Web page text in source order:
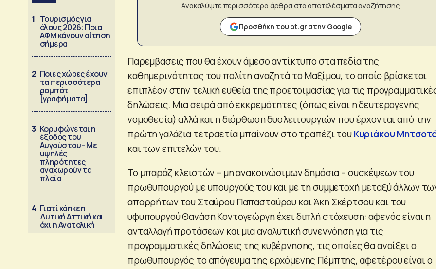
1 Τουρισμός για
όλους 2026: Ποια
ΑΦΜ κάνουν αίτηση
σήμερα
2 Ποιες χώρες έχουν
τα περισσότερα
ρομπότ
[γραφήματα]
3 Κορυφώνεται η
έξοδος του
Αυγούστου - Με
υψηλές
πληρότητες
αναχωρούν τα
πλοία
4 Γιατί κάηκε η
Δυτική Αττική και
όχι η Ανατολική
Ανακαλύψτε περισσότερα άρθρα στα αποτελέσματα αναζήτησης
Προσθήκη του ot.gr στην Google
Παρεμβάσεις που θα έχουν άμεσο αντίκτυπο στα πεδία της
καθημερινότητας του πολίτη αναζητά το Μαξίμου, το οποίο βρίσκεται
επιπλέον στην τελική ευθεία της προετοιμασίας για τις
δηλώσεις. Μια σειρά από εκκρεμότητες (όπως είναι η δευτερογενής
νομοθεσία) αλλά και η διόρθωση δυσλειτουργιών που έρχονται από την
πρώτη γαλάζια τετραετία μπαίνουν στο τραπέζι τουΚυριάκου
και των επιτελών του.
Το μπαράζ κλειστών – μη ανακοινώσιμων δημόσια – συσκέψεων του
πρωθυπουργού με υπουργούς του και με τη συμμετοχή μεταξύ άλλων
απορρήτων του Σταύρου Παπασταύρου και Άκη Σκέρτσου και του
υφυπουργού Θανάση Κοντογεώργη έχει διπλή στόχευση: αφενός είναι η
ανταλλαγή προτάσεων και μια αναλυτική συνεννόηση για τις
προγραμματικές δηλώσεις της κυβέρνησης, τις οποίες θα ανοίξει ο
πρωθυπουργός το απόγευμα της ερχόμενης Πέμπτης, αφετέρου είναι ο